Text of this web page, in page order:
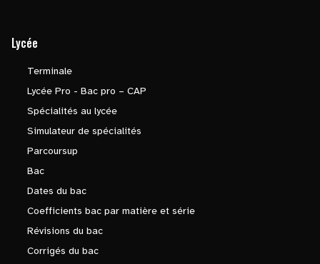
Lycée
Terminale
Lycée Pro - Bac pro – CAP
Spécialités au lycée
Simulateur de spécialités
Parcoursup
Bac
Dates du bac
Coefficients bac par matière et série
Révisions du bac
Corrigés du bac